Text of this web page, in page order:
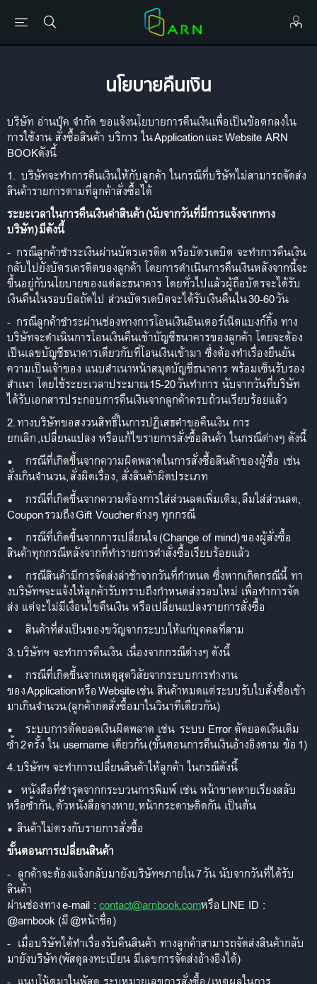
นโยบายคืนเงิน
บริษัท อ่านบุ๊ค จำกัด ขอแจ้งนโยบายการคืนเงินเพื่อเป็นข้อตกลงใน
การใช้งาน สั่งซื้อสินค้า บริการ ในApplicationและWebsite ARN
BOOKดังนี้
1. บริษัทจะทำการคืนเงินให้กับลูกค้า ในกรณีที่บริษัทไม่สามารถจัดส่ง
สินค้ารายการตามที่ลูกค้าสั่งซื้อได้
ระยะเวลาในการคืนเงินค่าสินค้า(นับจากวันที่มีการแจ้งจากทาง
บริษัท)มีดังนี้
- กรณีลูกค้าชำระเงินผ่านบัตรเครดิต หรือบัตรเดบิต จะทำการคืนเงิน
กลับไปยังบัตรเครดิตของลูกค้า โดยการดำเนินการคืนเงินหลังจากนี้จะ
ขึ้นอยู่กับนโยบายของแต่ละธนาคาร โดยทั่วไปแล้วผู้ถือบัตรจะได้รับ
เงินคืนในรอบบิลถัดไป ส่วนบัตรเดบิตจะได้รับเงินคืนใน30-60วัน
- กรณีลูกค้าชำระผ่านช่องทางการโอนเงินอินเตอร์เน็ตแบงก์กิ้ง ทาง
บริษัทจะดำเนินการโอนเงินคืนเข้าบัญชีธนาคารของลูกค้า โดยจะต้อง
เป็นเลขบัญชีธนาคารเดียวกับที่โอนเงินเข้ามา ซึ่งต้องทำเรื่องยืนยัน
ความเป็นเจ้าของ แนบสำเนาหน้าสมุดบัญชีธนาคาร พร้อมเซ็นรับรอง
สำเนา โดยใช้ระยะเวลาประมาณ15-20วันทำการ นับจากวันที่บริษัท
ได้รับเอกสารประกอบการคืนเงินจากลูกค้าครบถ้วนเรียบร้อยแล้ว
2.ทางบริษัทขอสงวนสิทธิ์ในการปฏิเสธคำขอคืนเงิน การ
ยกเลิก,เปลี่ยนแปลง หรือแก้ไขรายการสั่งซื้อสินค้า ในกรณีต่างๆ ดังนี้
• กรณีที่เกิดขึ้นจากความผิดพลาดในการสั่งซื้อสินค้าของผู้ซื้อ เช่น
สั่งเกินจำนวน,สั่งผิดเรื่อง, สั่งสินค้าผิดประเภท
• กรณีที่เกิดขึ้นจากความต้องการใส่ส่วนลดเพิ่มเติม,ลืมใส่ส่วนลด,
CouponรวมถึงGift Voucherต่างๆ ทุกกรณี
• กรณีที่เกิดขึ้นจากการเปลี่ยนใจ(Change of mind)ของผู้สั่งซื้อ
สินค้าทุกกรณีหลังจากที่ทำรายการคำสั่งซื้อเรียบร้อยแล้ว
• กรณีสินค้ามีการจัดส่งล่าช้าจากวันที่กำหนด ซึ่งหากเกิดกรณีนี้ ทา
งบริษัทฯจะแจ้งให้ลูกค้ารับทราบถึงกำหนดส่งรอบใหม่ เพื่อทำการจัด
ส่ง แต่จะไม่มีเงื่อนไขคืนเงิน หรือเปลี่ยนแปลงรายการสั่งซื้อ
• สินค้าที่ส่งเป็นของขวัญจากระบบให้แก่บุคคลที่สาม
3.บริษัทฯ จะทำการคืนเงิน เนื่องจากกรณีต่างๆ ดังนี้
• กรณีที่เกิดขึ้นจากเหตุสุดวิสัยจากระบบการทำงาน
ของApplicationหรือWebsiteเช่น สินค้าหมดแต่ระบบรับใบสั่งซื้อเข้า
มาเกินจำนวน(ลูกค้ากดสั่งซื้อมาในวินาทีเดียวกัน)
• ระบบการตัดยอดเงินผิดพลาด เช่น ระบบ Errorตัดยอดเงินเดิม
ซ้ำ2ครั้ง ใน username เดียวกัน(ขั้นตอนการคืนเงินอ้างอิงตาม ข้อ1)
4.บริษัทฯ จะทำการเปลี่ยนสินค้าให้ลูกค้า ในกรณีดังนี้
• หนังสือที่ชำรุดจากกระบวนการพิมพ์ เช่น หน้าขาดหายเรียงสลับ
หรือซ้ำกัน,ตัวหนังสือจางหาย,หน้ากระดาษติดกัน เป็นต้น
• สินค้าไม่ตรงกับรายการสั่งซื้อ
ขั้นตอนการเปลี่ยนสินค้า
- ลูกค้าจะต้องแจ้งกลับมายังบริษัทฯภายใน7วัน นับจากวันที่ได้รับ
สินค้า
ผ่านช่องทางe-mail :contact@arnbook.comหรือLINE ID :
@arnbook (มี@หน้าชื่อ)
- เมื่อบริษัทได้ทำเรื่องรับคืนสินค้า ทางลูกค้าสามารถจัดส่งสินค้ากลับ
มายังบริษัท(พัสดุลงทะเบียน มีเลขการจัดส่งอ้างอิงได้)